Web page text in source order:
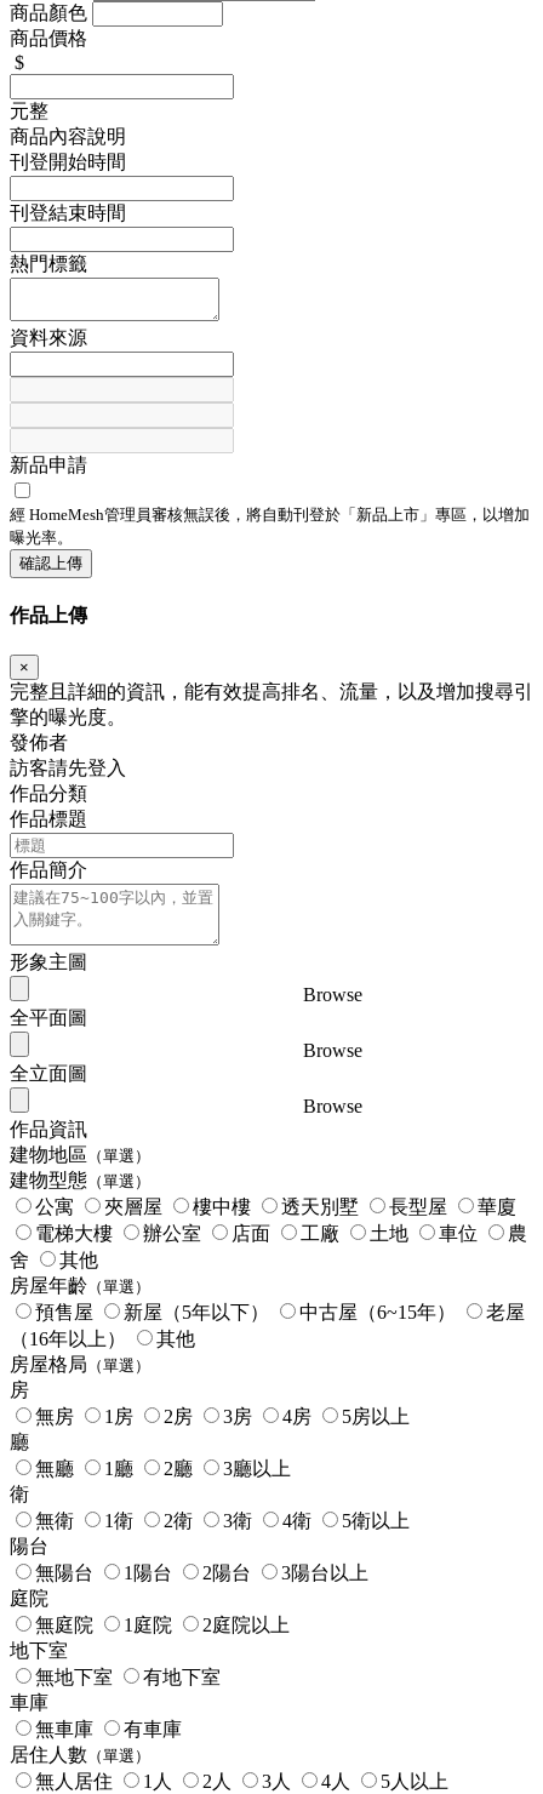
商品顏色
商品價格
$
元整
商品內容說明
刊登開始時間
刊登結束時間
熱門標籤
資料來源
新品申請
經 HomeMesh管理員審核無誤後，將自動刊登於「新品上市 」專區，以增加
曝光率。
確認上傳
作品上傳
×
完整且詳細的資訊，能有效提高排名、流量，以及增加搜尋引
擎的曝光度。
發佈者
訪客請先登入
作品分類
作品標題
作品簡介
形象主圖
Browse
全平面圖
Browse
全立面圖
Browse
作品資訊
建物地區 （單選）
建物型態 （單選）
公寓 夾層屋 樓中樓 透天別墅 長型屋
華廈
電梯大樓
辦公室 店面 工廠 土地 車位
農
舍
其他
房屋年齡 （單選）
預售屋 新屋（5年以下） 中古屋（6~15年）
老屋
（16年以上）
其他
房屋格局 （單選）
房
無房
1房 2房 3房 4房
5房以上
廳
無廳
1廳 2廳
3廳以上
衛
無衛
1衛 2衛 3衛 4衛
5衛以上
陽台
無陽台
1陽台 2陽台
3陽台以上
庭院
無庭院
1庭院
2庭院以上
地下室
無地下室
有地下室
車庫
無車庫
有車庫
居住人數 （單選）
無人居住 1人 2人 3人 4人
5人以上